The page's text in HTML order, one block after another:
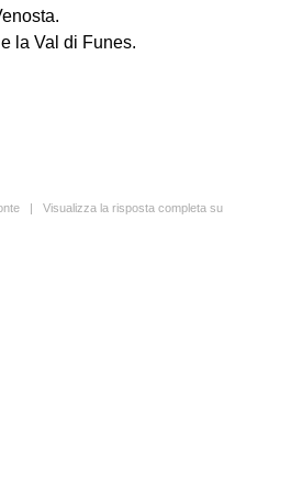
la Val di Funes.
| Visualizza la risposta completa su